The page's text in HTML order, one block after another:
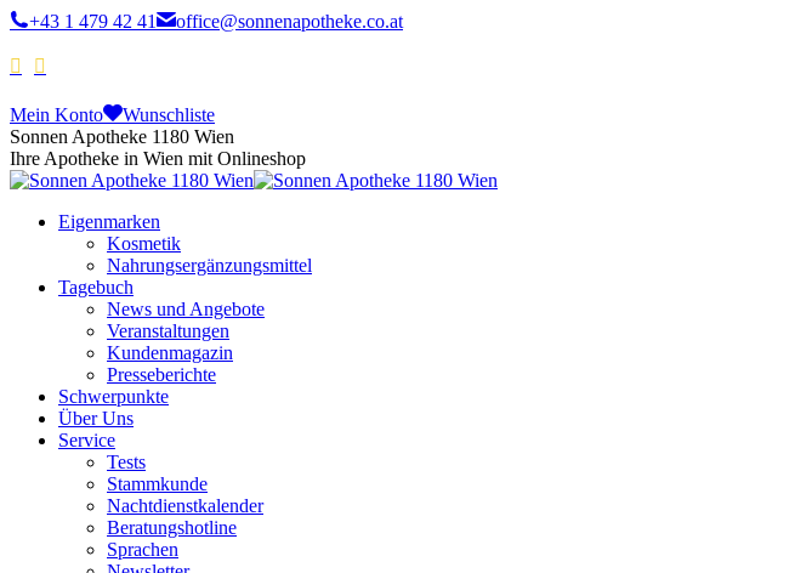
+43 1 479 42 41 office@sonnenapotheke.co.at
Mein Konto
Wunschliste
Sonnen Apotheke 1180 Wien
Ihre Apotheke in Wien mit Onlineshop
Eigenmarken
Kosmetik
Nahrungsergänzungsmittel
Tagebuch
News und Angebote
Veranstaltungen
Kundenmagazin
Presseberichte
Schwerpunkte
Über Uns
Service
Tests
Stammkunde
Nachtdienstkalender
Beratungshotline
Sprachen